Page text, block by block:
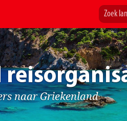
naar Griekenland